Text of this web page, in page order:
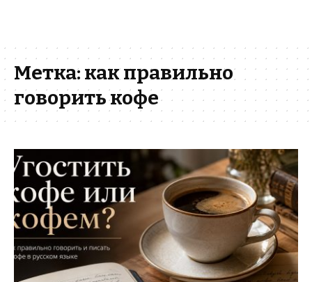
Метка: как правильно
говорить кофе